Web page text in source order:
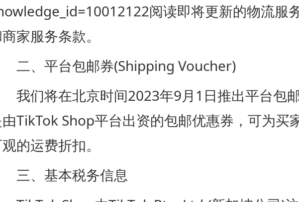
阅读即将更新的物流服
家服务条款。
、平台包邮券(Shipping Voucher)
们将在北京时间2023年9月1日推出平台包
TikTok Shop平台出资的包邮优惠券，可为买
的运费折扣。
、基本税务信息